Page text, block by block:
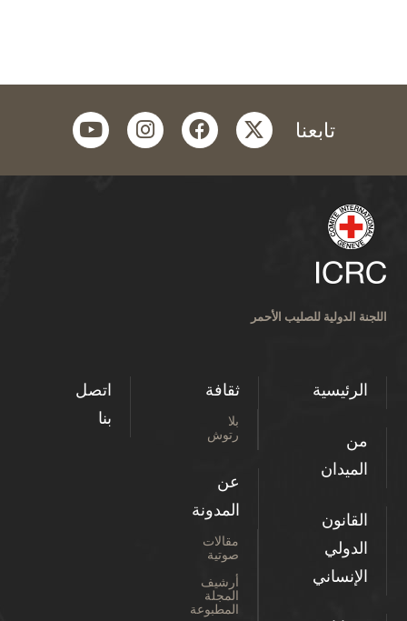
تابعنا twitter
facebook
instagram
youtube
اللجنة الدولية للصليب الأحمر
الرئيسية
من
الميدان
القانون
الدولي
الإنساني
ثقافة
بلا
رتوش
عن
المدونة
مقالات
صوتية
أرشيف
المجلة
المطبوعة
اتصل
بنا